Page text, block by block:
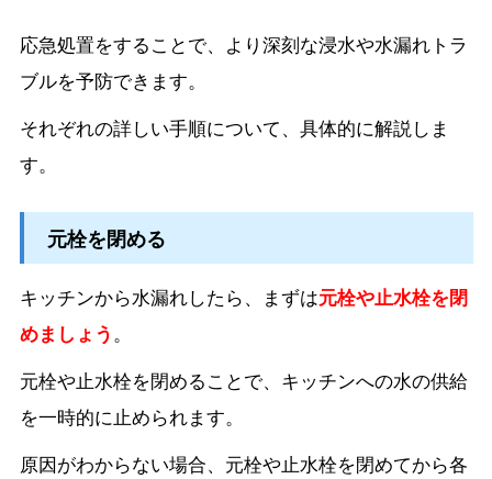
応急処置をすることで、より深刻な浸水や水漏れトラ
ブルを予防できます。
それぞれの詳しい手順について、具体的に解説しま
す。
元栓を閉める
キッチンから水漏れしたら、まずは元栓や止水栓を閉
めましょう。
元栓や止水栓を閉めることで、キッチンへの水の供給
を一時的に止められます。
原因がわからない場合、元栓や止水栓を閉めてから各